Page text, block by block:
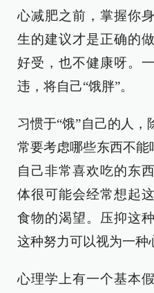
心减肥之前，掌握你
生的建议才是正确的
好受，也不健康呀。
违，将自己“饿胖”。
习惯于“饿”自己的人
常要考虑哪些东西不能
自己非常喜欢吃的东
体很可能会经常想起
食物的渴望。压抑这
这种努力可以视为一种
心理学上有一个基本